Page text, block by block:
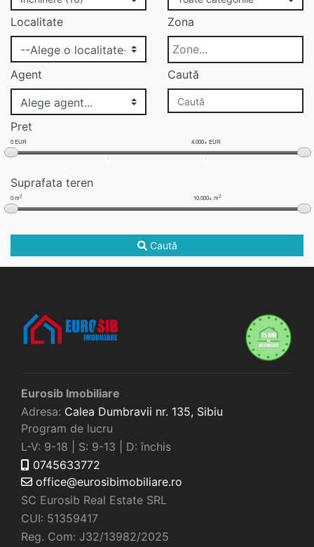
Localitate Zona
Agent Caută
Pret
0 EUR 4.000+ EUR
Suprafata teren
0 m2 10.000+ m2
Caută
Eurosib Imobiliare
Adresa: Calea Dumbravii nr. 135, Sibiu
Program de lucru
L-V: 9-18 | S: 9-13 | D: închis
0745633772
office@eurosibimobiliare.ro
SC Eurosib Real Estate SRL
CUI: 51359417
Reg. Com: J32/13982/2025